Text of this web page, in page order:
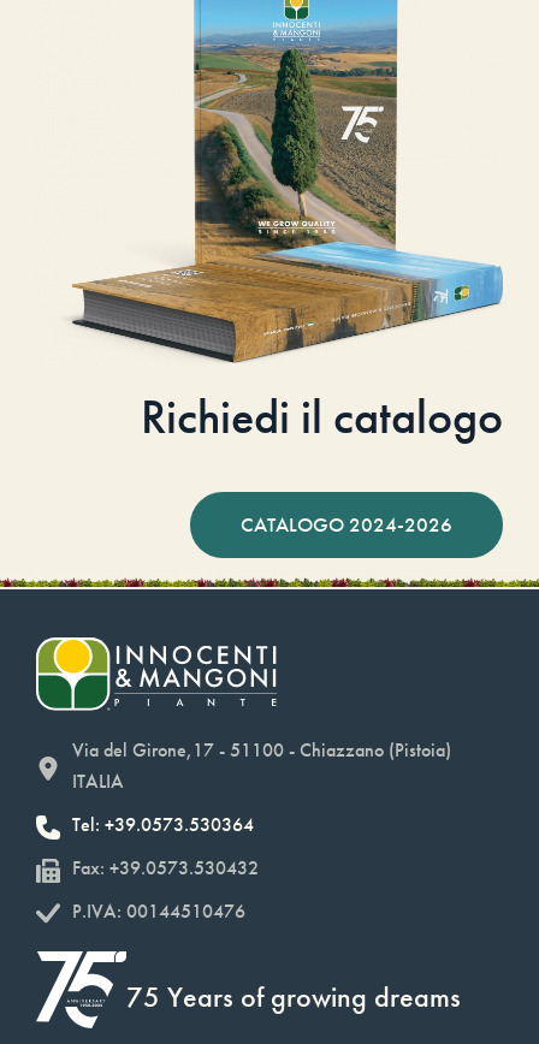
Richiedi il catalogo
CATALOGO 2024-2026
Via del Girone,17 - 51100 - Chiazzano (Pistoia)
ITALIA
Tel: +39.0573.530364
Fax: +39.0573.530432
P.IVA: 00144510476
75 Years of growing dreams